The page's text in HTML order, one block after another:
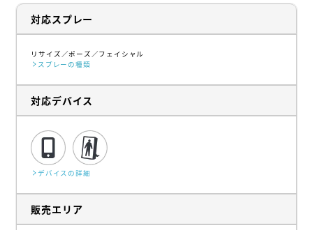
対応スプレー
リサイズ ポーズ
フェイシャル
スプレーの種類
対応デバイス
デバイスの詳細
販売エリア